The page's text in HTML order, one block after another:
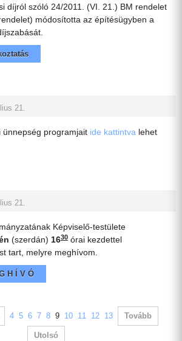
díjról szóló 24/2011. (VI. 21.) BM rendelet
módosította az építésügyben a
21.
ünnepség programjait ide kattintva lehet
21.
Képviselő-testülete
(szerdán) 1630 órai kezdettel
tart, melyre meghívom.
H Í V Ó
4 5 6 7 8 9 10 11 12 13 Tovább
Utolsó